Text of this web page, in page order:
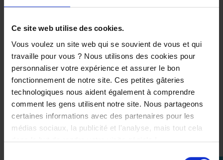
Ce site web utilise des cookies.
Vous voulez un site web qui se souvient de vous et qui
travaille pour vous ? Nous utilisons des cookies pour
personnaliser votre expérience et assurer le bon
fonctionnement de notre site. Ces petites gâteries
technologiques nous aident également à comprendre
comment les gens utilisent notre site. Nous partageons
certaines informations avec des partenaires pour les
médias sociaux, la publicité et l'analyse, mais tout cela
dans le but de rendre votre visite géniale !
refroidissement
13,90 €
13,21 €